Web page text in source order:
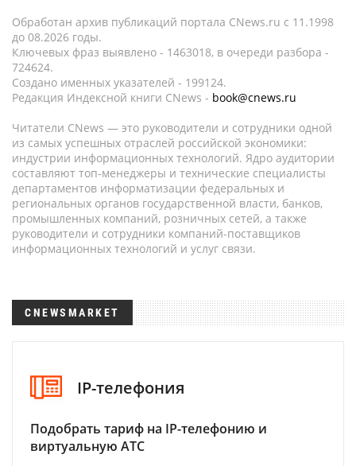
Обработан архив публикаций портала CNews.ru c 11.1998
до 08.2026 годы.
Ключевых фраз выявлено - 1463018, в очереди разбора -
724624.
Создано именных указателей - 199124.
Редакция Индексной книги CNews - book@cnews.ru
Читатели CNews — это руководители и сотрудники одной
из самых успешных отраслей российской экономики:
индустрии информационных технологий. Ядро аудитории
составляют топ-менеджеры и технические специалисты
департаментов информатизации федеральных и
региональных органов государственной власти, банков,
промышленных компаний, розничных сетей, а также
руководители и сотрудники компаний-поставщиков
информационных технологий и услуг связи.
CNEWSMARKET
IP-телефония
Подобрать тариф на IP-телефонию и
виртуальную АТС